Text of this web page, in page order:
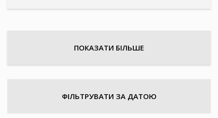
ПОКАЗАТИ БІЛЬШЕ
ФІЛЬТРУВАТИ ЗА ДАТОЮ